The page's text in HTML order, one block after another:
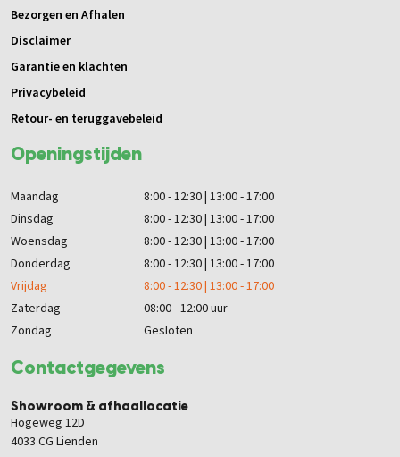
Contactgegevens
Showroom & afhaallocatie
Hogeweg 12D
4033 CG Lienden
Openingstijden
Maandag
8:00 - 12:30 | 13:00 - 17:00
Dinsdag
8:00 - 12:30 | 13:00 - 17:00
Woensdag
8:00 - 12:30 | 13:00 - 17:00
Donderdag
8:00 - 12:30 | 13:00 - 17:00
Vrijdag
8:00 - 12:30 | 13:00 - 17:00
Zaterdag
08:00 - 12:00 uur
Zondag
Gesloten
Bezorgen en Afhalen
Disclaimer
Garantie en klachten
Privacybeleid
Retour- en teruggavebeleid